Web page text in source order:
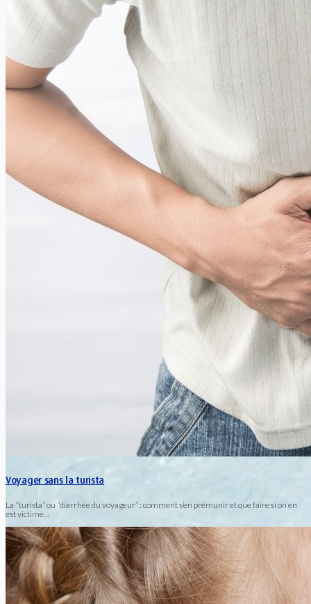
Xavier Van Caneghem 0
Si louer une voiture inclut automatiquement une RC, il n’est
pas rare que les compagnies appliquent des garanties
supplémentaires. Quelles...
Voyager sans la turista
La “turista” ou “diarrhée du voyageur” : comment s’en prémunir et que faire si on en
est victime…